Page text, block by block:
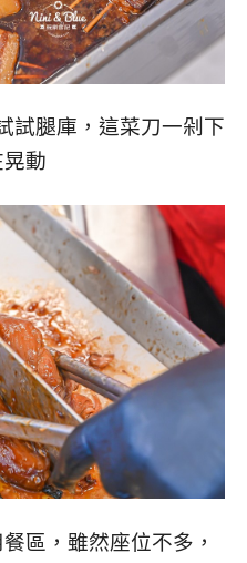
試腿庫，這菜刀一剁下
動
區，雖然座位不多，